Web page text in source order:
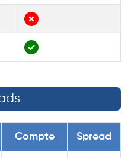
Compte Spread